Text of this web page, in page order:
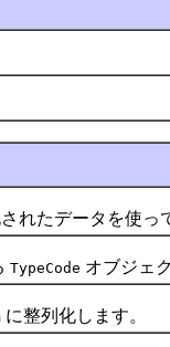
れたデータを使っ
TypeCode オブジェ
に整列化します。